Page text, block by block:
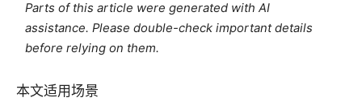
Parts of this article were generated with AI
assistance. Please double-check important details
before relying on them.
本文适用场景